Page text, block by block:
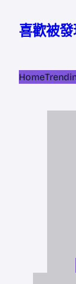
喜歡被
Home